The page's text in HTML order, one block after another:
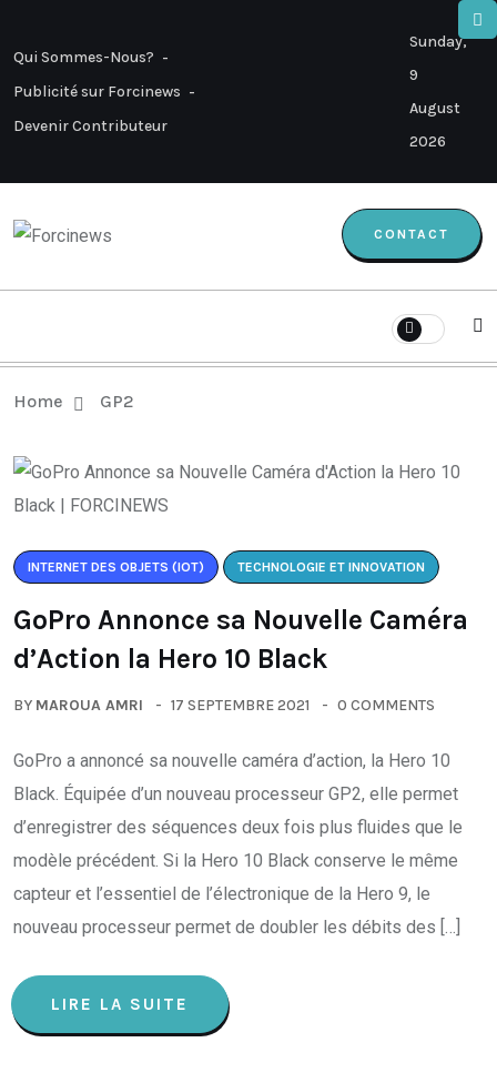
Qui Sommes-Nous?
Publicité sur Forcinews
Devenir Contributeur
Sunday,
9
August
2026
CONTACT
Home GP2
INTERNET DES OBJETS (IOT) TECHNOLOGIE ET INNOVATION
GoPro Annonce sa Nouvelle Caméra
d’Action la Hero 10 Black
BY MAROUA AMRI 17 SEPTEMBRE 2021 0 COMMENTS
GoPro a annoncé sa nouvelle caméra d’action, la Hero 10
Black. Équipée d’un nouveau processeur GP2, elle permet
d’enregistrer des séquences deux fois plus fluides que le
modèle précédent. Si la Hero 10 Black conserve le même
capteur et l’essentiel de l’électronique de la Hero 9, le
nouveau processeur permet de doubler les débits des […]
LIRE LA SUITE